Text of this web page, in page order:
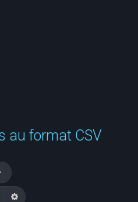
au format CSV
RechercherRecherche avancée